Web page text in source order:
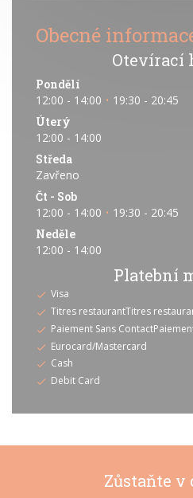
Obecné
Otevírací
Pondělí
12:00 - 14:00 • 19:30 - 20:45
Úterý
12:00 - 14:00
Středa
Zavřeno
Čt - Sob
12:00 - 14:00 • 19:30 - 20:45
Neděle
12:00 - 14:00
Platební
Visa
Titres restaurantTitres
Paiement Sans
Eurocard/Mastercard
Cash
Debit Card
Zůstaňte v